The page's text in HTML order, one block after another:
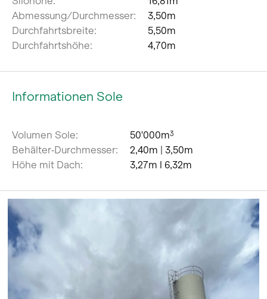
Abmessung/Durchmesser:
3,50m
Durchfahrtsbreite:
5,50m
Durchfahrtshöhe:
4,70m
Informationen Sole
Volumen Sole: 50'000m3
Behälter‐Durchmesser:
2,40m | 3,50m
Höhe mit Dach:
3,27m l 6,32m